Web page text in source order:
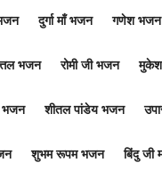
दुर्गा माँ भजन गणेश भजन
भजन रोमी जी भजन मुकेश
भजन शीतल पांडेय भजन
शुभम रूपम भजन बिंदु जी